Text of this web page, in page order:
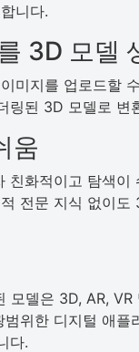
니다.
3D 모델
미지를 업로드할
링된 3D 모델로 변
움
친화적이고 탐색이
전문 지식 없이도
모델은 3D, AR, VR
위한 디지털 애플
다.